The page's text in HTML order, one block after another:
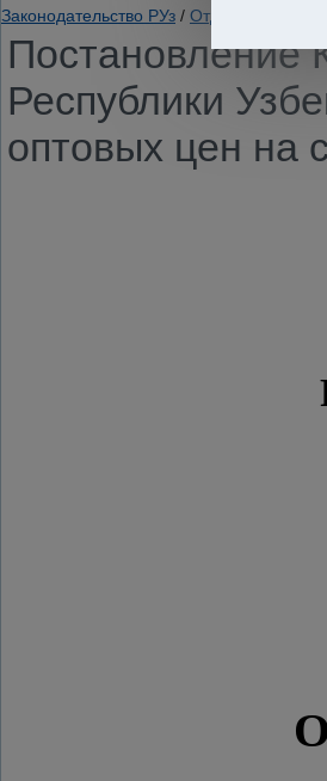
Законодательство РУз / Отдельные
Постановление
Республики
оптовых цен на